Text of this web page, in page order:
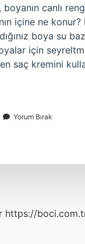
canlı
içine ne konur?
boya su
için
saç kremini
Yorum Bırak
https://